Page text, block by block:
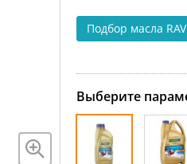
Подбор масла
Выберите